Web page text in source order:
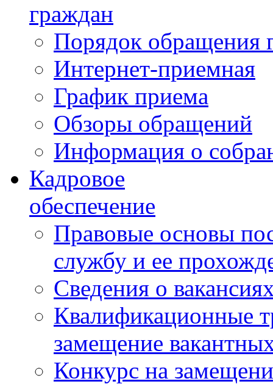
граждан
Порядок обращения
Интернет-приемная
График приема
Обзоры обращений
Информация о
Кадровое
обеспечение
Правовые основы
службу и ее
Сведения о
Квалификационные
замещение
Конкурс на